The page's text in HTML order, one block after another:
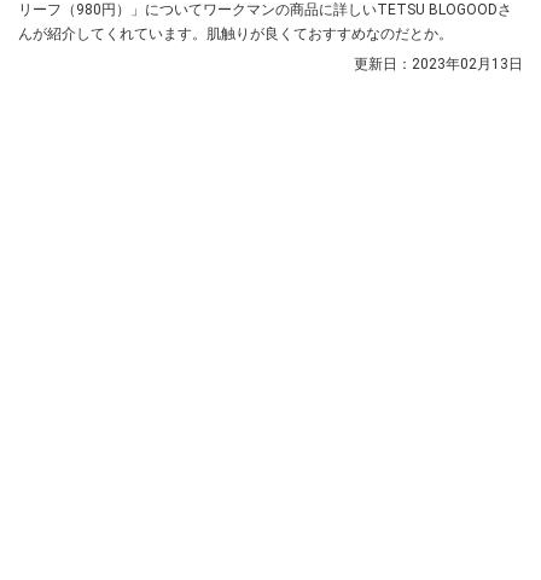
リーフ（980円）」についてワークマンの商品に詳しいTETSU BLOGOODさ
んが紹介してくれています。肌触りが良くておすすめなのだとか。
更新日： 2023年02月13日